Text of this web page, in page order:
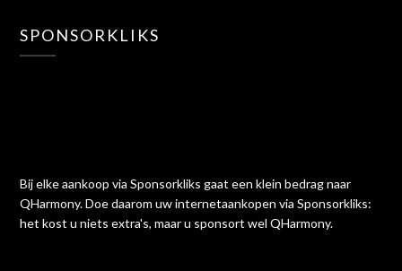
SPONSORKLIKS
Bij elke aankoop via Sponsorkliks gaat een klein bedrag naar
QHarmony. Doe daarom uw internetaankopen via Sponsorkliks:
het kost u niets extra's, maar u sponsort wel QHarmony.